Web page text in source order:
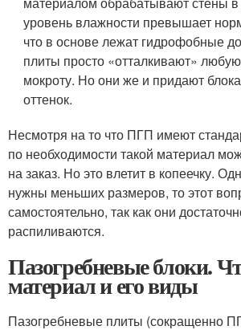
уровень влажности превышает
что в основе лежат гидрофобные
плиты просто «отталкивают»
мокроту. Но они же и придают
оттенок.
Несмотря на то что ПГП имеют
по необходимости такой материал
на заказ. Но это влетит в копеечку.
нужны меньших размеров, то этот
самостоятельно, так как они
распиливаются.
Пазогребневые блоки.
материал и его виды
Пазогребневые плиты (сокращенно